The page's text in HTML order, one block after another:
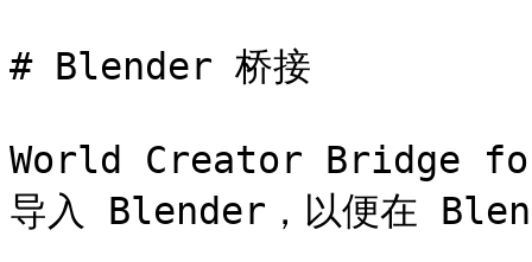
# Blender 桥接
World Creator Bridge for
导入 Blender，以便在